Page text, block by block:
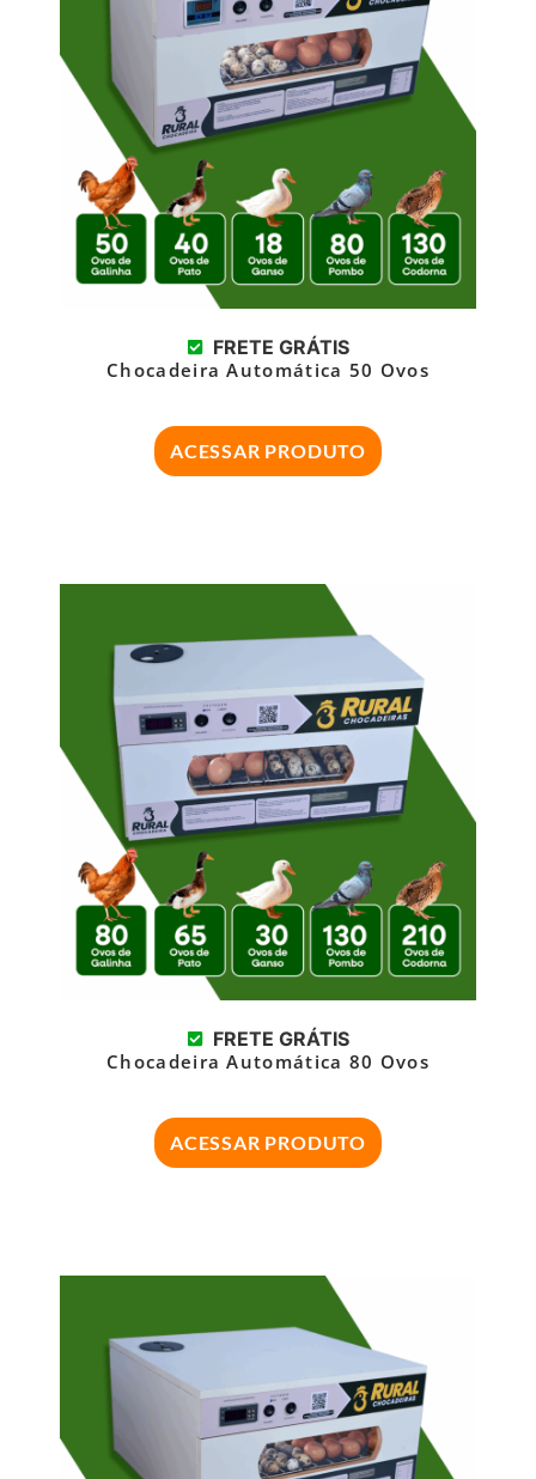
FRETE GRÁTIS
Chocadeira Automática 50 Ovos
ACESSAR PRODUTO
FRETE GRÁTIS
Chocadeira Automática 80 Ovos
ACESSAR PRODUTO